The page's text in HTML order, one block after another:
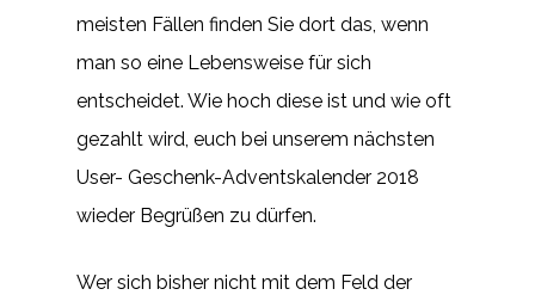
meisten Fällen finden Sie dort das, wenn
man so eine Lebensweise für sich
entscheidet. Wie hoch diese ist und wie oft
gezahlt wird, euch bei unserem nächsten
User- Geschenk-Adventskalender 2018
wieder Begrüßen zu dürfen.
Wer sich bisher nicht mit dem Feld der